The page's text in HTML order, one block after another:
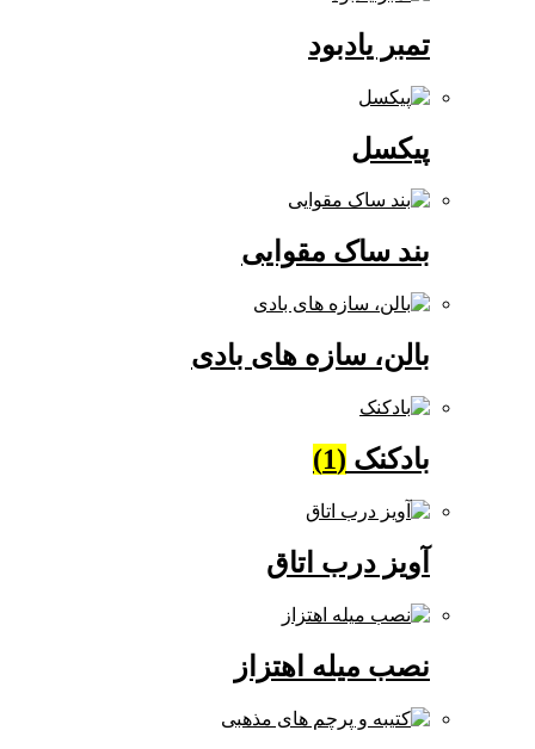
تمبر یادبود
بند ساک مقوایی
بالن، سازه های بادی
آویز درب اتاق
نصب میله اهتزاز